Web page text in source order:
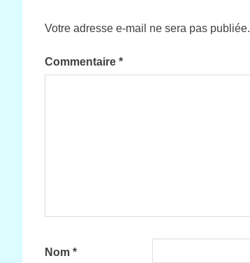
Votre adresse e-mail ne sera pas publiée.
Commentaire *
Nom *